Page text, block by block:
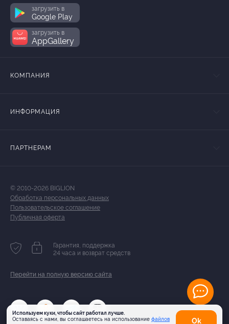
Используем куки, чтобы сайт работал лучше.
Оставаясь с нами, вы соглашаетесь на использование файлов
Оk
загрузить в
Google Play
загрузить в
AppGallery
КОМПАНИЯ
ИНФОРМАЦИЯ
ПАРТНЕРАМ
© 2010-2026 BIGLION
Обработка персональных данных
Пользовательское соглашение
Публичная оферта
Гарантия, поддержка
24 часа и возврат средств
Перейти на полную версию сайта